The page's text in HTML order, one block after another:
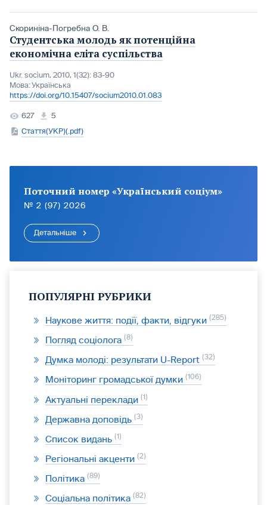
Скориніна-Погребна О. В.
Студентська молодь як потенційна
економічна еліта суспільства
Ukr. socìum, 2010, 1(32): 83-90
Мова:Українська
https://doi.org/10.15407/socium2010.01.083
627
5
Стаття(УКР)(.pdf)
Поточний номер «Український соціум»
№ 2 (97) 2026
Детальніше
ПОПУЛЯРНІ РУБРИКИ
Наукове життя: події, факти, відгуки 285
Погляд соціолога 8
Думка молоді: результати U-Report 32
Моніторинг громадської думки 106
Актуальні переклади 1
Державна доповідь 3
Список видань 1
Регіональні акценти 2
Політика 89
Соціальна політика 82